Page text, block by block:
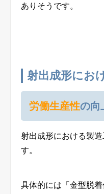
ありそうです。
射出成形にお
労働生産性の向
射出成形における製
す。
具体的には「金型脱着